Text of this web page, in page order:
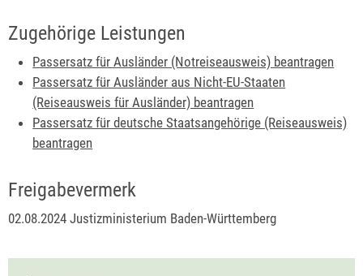
Zugehörige Leistungen
Passersatz für Ausländer (Notreiseausweis) beantragen
Passersatz für Ausländer aus Nicht-EU-Staaten
(Reiseausweis für Ausländer) beantragen
Passersatz für deutsche Staatsangehörige (Reiseausweis)
beantragen
Freigabevermerk
02.08.2024 Justizministerium Baden-Württemberg